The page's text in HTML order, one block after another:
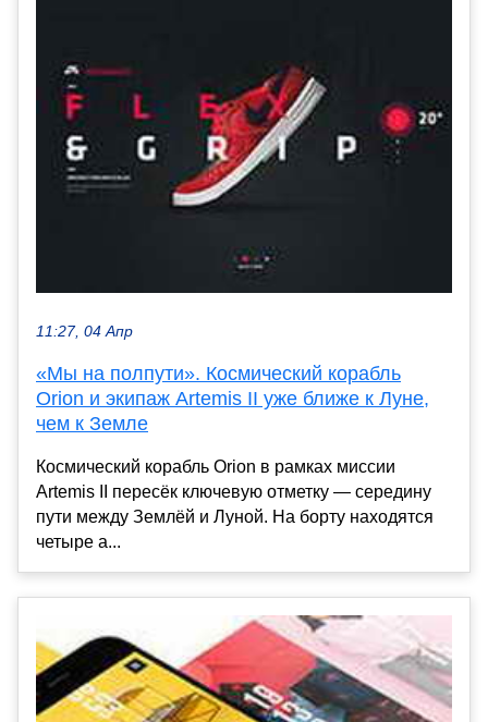
11:27, 04 Апр
«Мы на полпути». Космический корабль
Orion и экипаж Artemis II уже ближе к Луне,
чем к Земле
Космический корабль Orion в рамках миссии
Artemis II пересёк ключевую отметку — середину
пути между Землёй и Луной. На борту находятся
четыре а...